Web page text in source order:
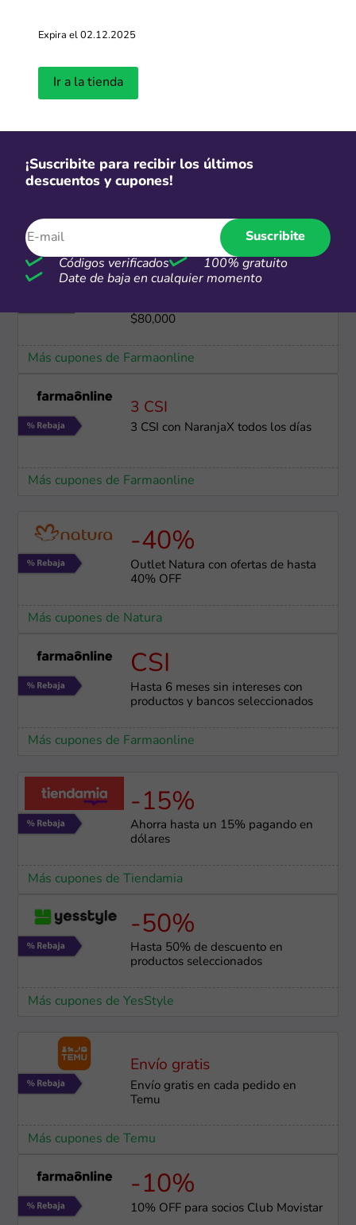
Más cupones de YesStyle
Envío gratis en todos los productos
Más cupones de Megatone
3 CSI
$80,000
Más cupones de Farmaonline
3 CSI
3 CSI con NaranjaX todos los días
Más cupones de Farmaonline
-40%
Outlet Natura con ofertas de hasta
40% OFF
Más cupones de Natura
CSI
Hasta 6 meses sin intereses con
productos y bancos seleccionados
Más cupones de Farmaonline
-15%
Ahorra hasta un 15% pagando en
dólares
Más cupones de Tiendamia
-50%
Hasta 50% de descuento en
productos seleccionados
Más cupones de YesStyle
Envío gratis
Envío gratis en cada pedido en
Temu
Más cupones de Temu
-10%
10% OFF para socios Club Movistar
Expira el 02.12.2025
Ir a la tienda
¡Suscribite para recibir los últimos
descuentos y cupones!
Suscribite
Códigos verificados
100% gratuito
Date de baja en cualquier momento